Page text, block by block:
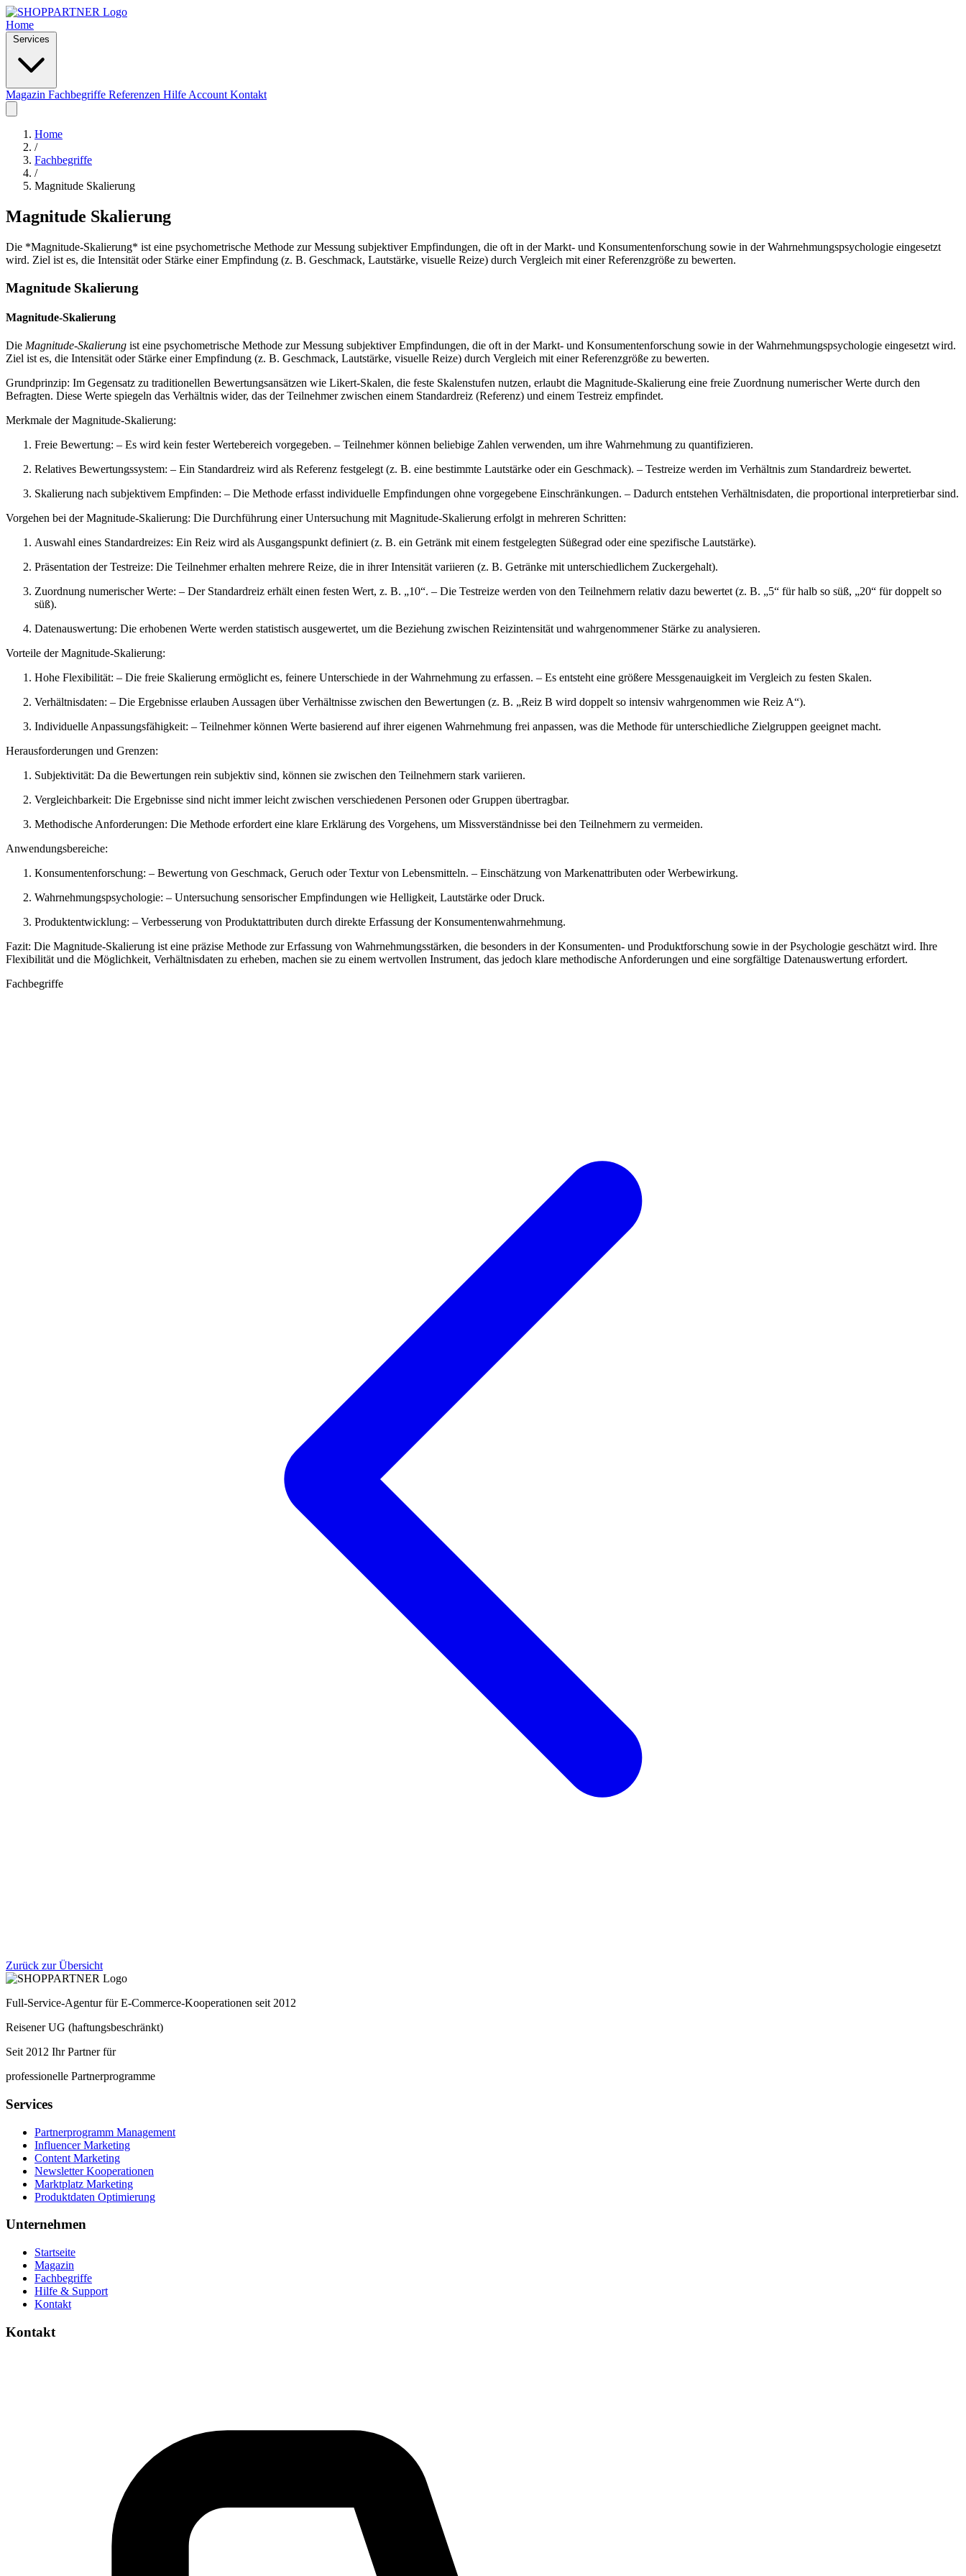
Home
Services
Magazin Fachbegriffe Referenzen Hilfe Account Kontakt
Home
/
Fachbegriffe
/
Magnitude Skalierung
Magnitude Skalierung
Die *Magnitude-Skalierung* ist eine psychometrische Methode zur Messung subjektiver Empfindungen, die oft in der Markt- und Konsumentenforschung sowie in der Wahrnehmungspsychologie eingesetzt
wird. Ziel ist es, die Intensität oder Stärke einer Empfindung (z. B. Geschmack, Lautstärke, visuelle Reize) durch Vergleich mit einer Referenzgröße zu bewerten.
Magnitude Skalierung
Magnitude-Skalierung
Die Magnitude-Skalierung ist eine psychometrische Methode zur Messung subjektiver Empfindungen, die oft in der Markt- und Konsumentenforschung sowie in der Wahrnehmungspsychologie eingesetzt wird.
Ziel ist es, die Intensität oder Stärke einer Empfindung (z. B. Geschmack, Lautstärke, visuelle Reize) durch Vergleich mit einer Referenzgröße zu bewerten.
Grundprinzip: Im Gegensatz zu traditionellen Bewertungsansätzen wie Likert-Skalen, die feste Skalenstufen nutzen, erlaubt die Magnitude-Skalierung eine freie Zuordnung numerischer Werte durch den
Befragten. Diese Werte spiegeln das Verhältnis wider, das der Teilnehmer zwischen einem Standardreiz (Referenz) und einem Testreiz empfindet.
Merkmale der Magnitude-Skalierung:
Freie Bewertung: – Es wird kein fester Wertebereich vorgegeben. – Teilnehmer können beliebige Zahlen verwenden, um ihre Wahrnehmung zu quantifizieren.
Relatives Bewertungssystem: – Ein Standardreiz wird als Referenz festgelegt (z. B. eine bestimmte Lautstärke oder ein Geschmack). – Testreize werden im Verhältnis zum Standardreiz bewertet.
Skalierung nach subjektivem Empfinden: – Die Methode erfasst individuelle Empfindungen ohne vorgegebene Einschränkungen. – Dadurch entstehen Verhältnisdaten, die proportional interpretierbar sind.
Vorgehen bei der Magnitude-Skalierung: Die Durchführung einer Untersuchung mit Magnitude-Skalierung erfolgt in mehreren Schritten:
Auswahl eines Standardreizes: Ein Reiz wird als Ausgangspunkt definiert (z. B. ein Getränk mit einem festgelegten Süßegrad oder eine spezifische Lautstärke).
Präsentation der Testreize: Die Teilnehmer erhalten mehrere Reize, die in ihrer Intensität variieren (z. B. Getränke mit unterschiedlichem Zuckergehalt).
Zuordnung numerischer Werte: – Der Standardreiz erhält einen festen Wert, z. B. „10“. – Die Testreize werden von den Teilnehmern relativ dazu bewertet (z. B. „5“ für halb so süß, „20“ für doppelt so
süß).
Datenauswertung: Die erhobenen Werte werden statistisch ausgewertet, um die Beziehung zwischen Reizintensität und wahrgenommener Stärke zu analysieren.
Vorteile der Magnitude-Skalierung:
Hohe Flexibilität: – Die freie Skalierung ermöglicht es, feinere Unterschiede in der Wahrnehmung zu erfassen. – Es entsteht eine größere Messgenauigkeit im Vergleich zu festen Skalen.
Verhältnisdaten: – Die Ergebnisse erlauben Aussagen über Verhältnisse zwischen den Bewertungen (z. B. „Reiz B wird doppelt so intensiv wahrgenommen wie Reiz A“).
Individuelle Anpassungsfähigkeit: – Teilnehmer können Werte basierend auf ihrer eigenen Wahrnehmung frei anpassen, was die Methode für unterschiedliche Zielgruppen geeignet macht.
Herausforderungen und Grenzen:
Subjektivität: Da die Bewertungen rein subjektiv sind, können sie zwischen den Teilnehmern stark variieren.
Vergleichbarkeit: Die Ergebnisse sind nicht immer leicht zwischen verschiedenen Personen oder Gruppen übertragbar.
Methodische Anforderungen: Die Methode erfordert eine klare Erklärung des Vorgehens, um Missverständnisse bei den Teilnehmern zu vermeiden.
Anwendungsbereiche:
Konsumentenforschung: – Bewertung von Geschmack, Geruch oder Textur von Lebensmitteln. – Einschätzung von Markenattributen oder Werbewirkung.
Wahrnehmungspsychologie: – Untersuchung sensorischer Empfindungen wie Helligkeit, Lautstärke oder Druck.
Produktentwicklung: – Verbesserung von Produktattributen durch direkte Erfassung der Konsumentenwahrnehmung.
Fazit: Die Magnitude-Skalierung ist eine präzise Methode zur Erfassung von Wahrnehmungsstärken, die besonders in der Konsumenten- und Produktforschung sowie in der Psychologie geschätzt wird. Ihre
Flexibilität und die Möglichkeit, Verhältnisdaten zu erheben, machen sie zu einem wertvollen Instrument, das jedoch klare methodische Anforderungen und eine sorgfältige Datenauswertung erfordert.
Fachbegriffe
Zurück zur Übersicht
Full-Service-Agentur für E-Commerce-Kooperationen seit 2012
Reisener UG (haftungsbeschränkt)
Seit 2012 Ihr Partner für
professionelle Partnerprogramme
Services
Partnerprogramm Management
Influencer Marketing
Content Marketing
Newsletter Kooperationen
Marktplatz Marketing
Produktdaten Optimierung
Unternehmen
Startseite
Magazin
Fachbegriffe
Hilfe & Support
Kontakt
Kontakt